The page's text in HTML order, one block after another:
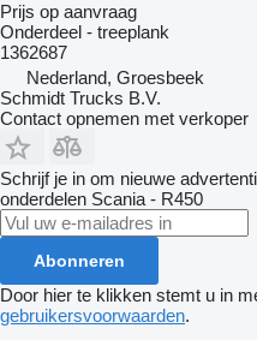
Prijs op aanvraag
Onderdeel - treeplank
1362687
Nederland, Groesbeek
Schmidt Trucks B.V.
Contact opnemen met verkoper
Schrijf je in om nieuwe
onderdelen Scania - R450
Abonneren
Door hier te klikken stemt u in
gebruikersvoorwaarden.